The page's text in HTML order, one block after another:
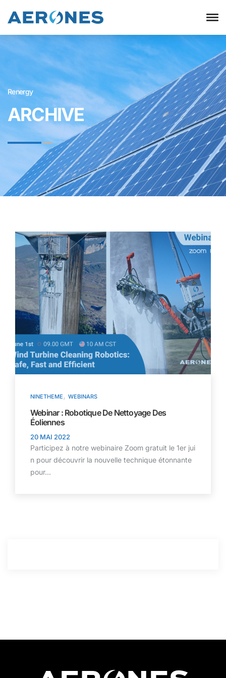
Renergy
ARCHIVE
NINETHEME , WEBINARS
Webinar : Robotique De Nettoyage Des
Éoliennes
20 MAI 2022
Participez à notre webinaire Zoom gratuit le 1er jui
n pour découvrir la nouvelle technique étonnante
pour...